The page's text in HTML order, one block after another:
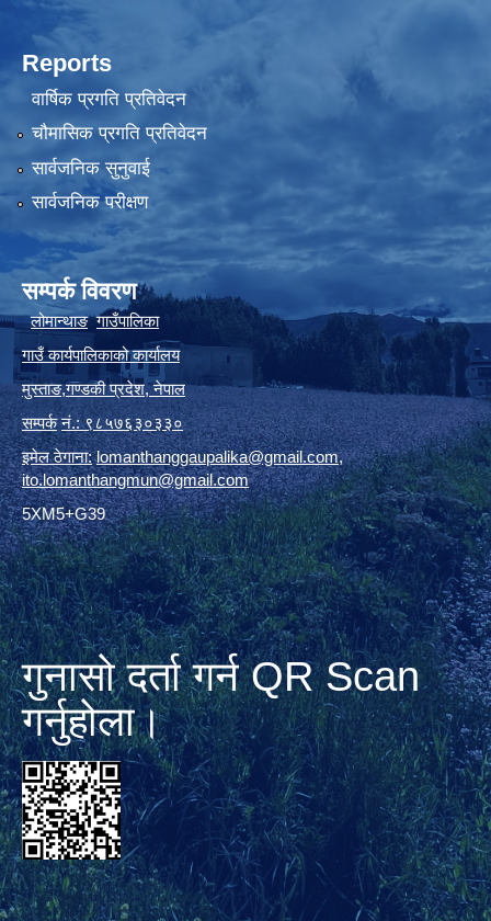
Reports
वार्षिक प्रगति प्रतिवेदन
चौमासिक प्रगति प्रतिवेदन
सार्वजनिक सुनुवाई
सार्वजनिक परीक्षण
सम्पर्क विवरण
लोमान्थाङ गाउँपालिका
गाउँ कार्यपालिकाको कार्यालय
मुस्ताङ,गण्डकी प्रदेश,नेपाल
सम्पर्क नं.: ९८५७६३०३३०
इमेल ठेगाना: lomanthanggaupalika@gmail.com,
ito.lomanthangmun@gmail.com
5XM5+G39
गुनासो दर्ता गर्न QR Scan
गर्नुहोला।